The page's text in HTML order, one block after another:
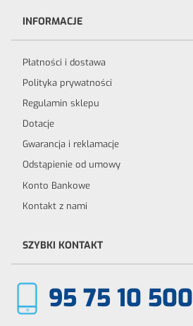
INFORMACJE
Płatności i dostawa
Polityka prywatności
Regulamin sklepu
Dotacje
Gwarancja i reklamacje
Odstąpienie od umowy
Konto Bankowe
Kontakt z nami
SZYBKI KONTAKT
95 75 10 500